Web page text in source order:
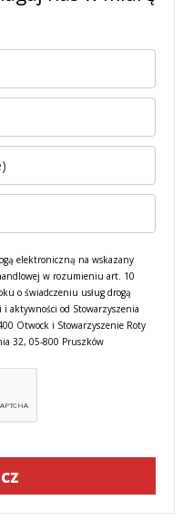
elektroniczną na wskazany
w rozumieniu art. 10
o świadczeniu usług drogą
aktywności od Stowarzyszenia
Otwock i Stowarzyszenie Roty
32, 05-800 Pruszków